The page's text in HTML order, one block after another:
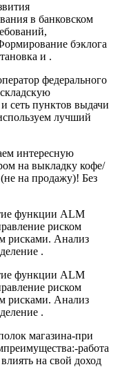
в банковском
бэклога
и .
федерального
сеть пунктов выдачи
лучший
интересную
на выкладку кофе/
на продажу)! Без
функции ALM
риском
рисками. Анализ
.
функции ALM
риском
рисками. Анализ
.
магазина-при
работа
на свой доход